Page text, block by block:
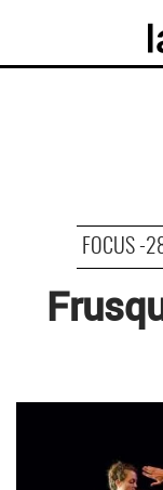
FOCUS -